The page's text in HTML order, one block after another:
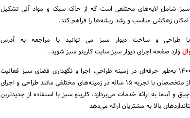
سبز شامل لایه‌های مختلفی است که از خاک سبک و مواد آلی تشکیل
امکان زهکشی مناسب و رشد ریشه‌ها را فراهم کند.
طراحی و ساخت دیوار سبز می توانید با مراجعه به آدرس
وارد صفحه اجرای دیوار سبز سایت کارینو سبز شوید..
از سال ۱۴۰۰ به‌طور حرفه‌ای در زمینه طراحی، اجرا و نگهداری فضای سبز فعالیت
می‌کند. این شرکت با بهره‌گیری از تیمی متشکل از متخصصان با تجربه ۱۵ ساله در زمینه‌های مختلفی مانند طراحی و اجرای
و آبنما به ارائه خدمات می‌پردازد. کارینو سبز با استفاده از جدیدترین
بالا به مشتریان ارائه می‌دهد